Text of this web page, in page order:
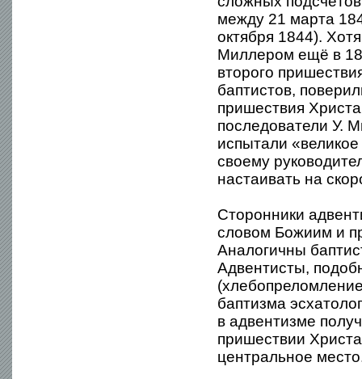
между 21 марта
октября 1844).
Миллером ещё в
второго
баптистов,
пришествия
последователи У.
испытали
своему
настаивать на
Сторонники
словом Божиим и
Аналогичны
Адвентисты,
баптизма
в адвентизме
пришествии
центральное